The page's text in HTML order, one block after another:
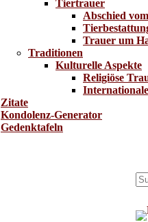
Tiertrauer
Abschied
Trauer um
Traditionen
Kulturelle Aspekte
Religiöse
Zitate
Kondolenz-Generator
Gedenktafeln